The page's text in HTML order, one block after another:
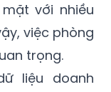
với nhiều
việc phòng
trọng.
liệu doanh